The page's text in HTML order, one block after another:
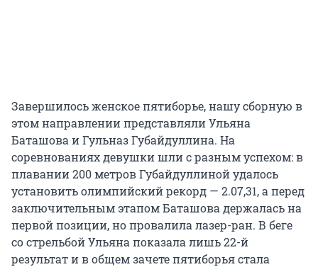
Завершилось женское пятиборье, нашу сборную в
этом направлении представляли Ульяна
Баташова и Гульназ Губайдуллина. На
соревнованиях девушки шли с разным успехом: в
плавании 200 метров Губайдуллиной удалось
установить олимпийский рекорд — 2.07,31, а перед
заключительным этапом Баташова держалась на
первой позиции, но провалила лазер-ран. В беге
со стрельбой Ульяна показала лишь 22-й
результат и в общем зачете пятиборья стала